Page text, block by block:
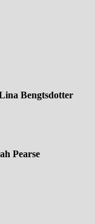
Bengtsdotter
Pearse